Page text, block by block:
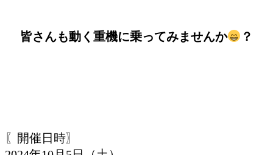
皆さんも動く重機に乗ってみませんか ？
〖開催日時〗